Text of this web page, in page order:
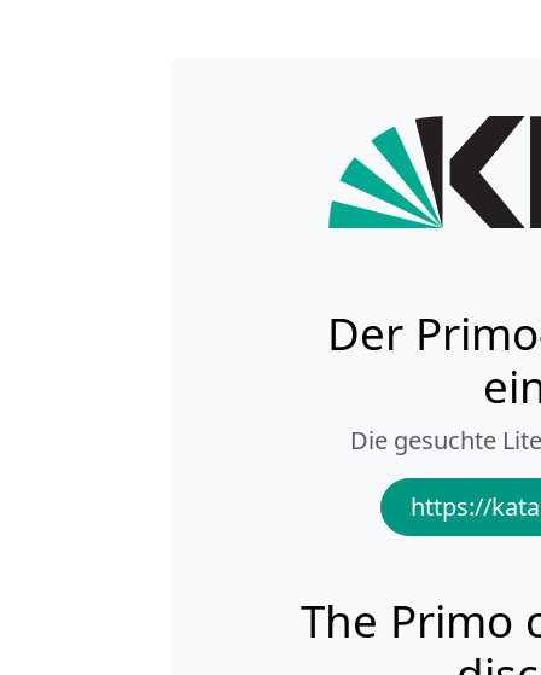
Der
Die gesuchte
https://
The Primo